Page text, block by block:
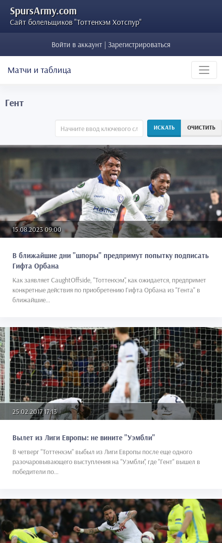
SpursArmy.com
Сайт болельщиков "Тоттенхэм Хотспур"
Войти в аккаунт | Зарегистрироваться
Матчи и таблица
Гент
ИСКАТЬ ОЧИСТИТЬ
15.08.2023 09:00
В ближайшие дни "шпоры" предпримут попытку подписать
Гифта Орбана
Как заявляет CaughtOffside, "Тоттенхэм", как ожидается, предпримет
конкретные действия по приобретению Гифта Орбана из "Гента" в
ближайшие...
25.02.2017 17:13
Вылет из Лиги Европы: не вините "Уэмбли"
В четверг "Тоттенхэм" выбыл из Лиги Европы после еще одного
разочаровывающего выступления на "Уэмбли", где "Гент" вышел в
победители по...